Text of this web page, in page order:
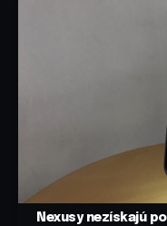
Nexusy nezískajú